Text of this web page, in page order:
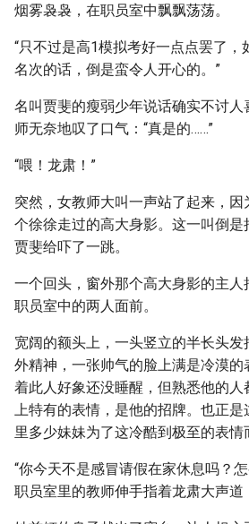
烟雾袅袅，在职员室中飘飘荡荡。
“只不过是高1模拟考好一点点罢了，
名次的话，倒是蛮令人开心的。”
名叫贾斐的瘦弱少年说话确实不讨
师无奈地叹了口气：“真是的……”
“喂！龙肃！”
突然，女教师大叫一声站了起来，
个徐徐走过的高大身影。这一叫倒
贾斐给吓了一跳。
一个回头，窗外那个高大身影的主人
职员室中的两人面前。
宽阔的额头上，一头竖立的半长头
外精神，一张帅气的脸上满是冷漠
着此人好象还没睡醒，但熟悉他的
上特有的表情，是他的招牌。也正
里多少妹妹为了这冷酷到极至的表情
“你今天不是感冒请假在家休息吗？
职员室里的教师伸手指着龙肃大声道